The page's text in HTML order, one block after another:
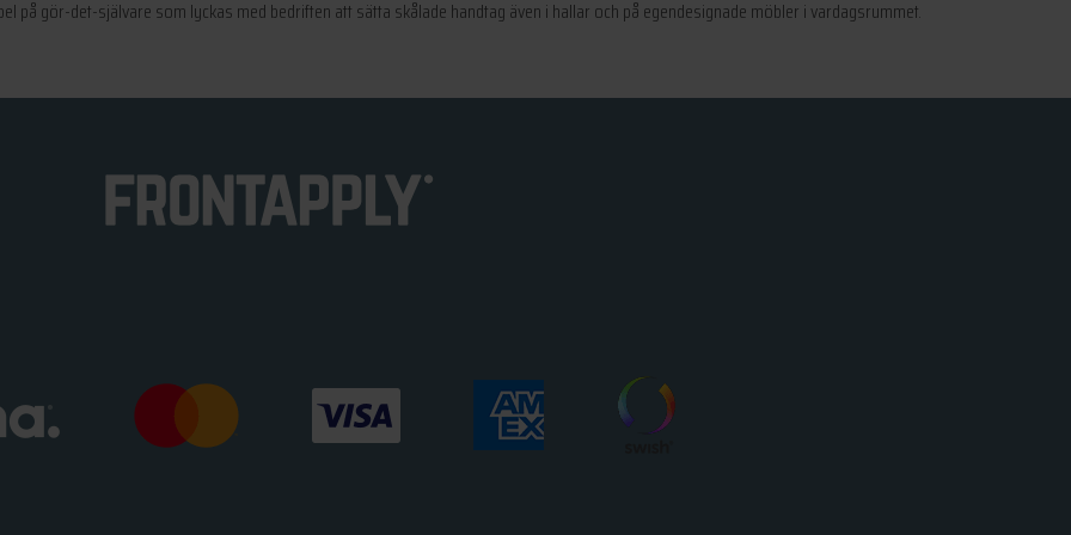
på gör-det-självare som lyckas med bedriften att sätta skålade handtag även i hallar och på egendesignade möbler i vardagsrummet.